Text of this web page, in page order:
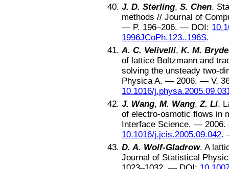
J. D. Sterling, S. Chen.
methods // Journal of
— P. 196–206. — DOI:
1996JCoPh.123..196S.
A. C. Velivelli, K. M.
of lattice Boltzmann and
solving the unsteady two-
Physica A. — 2006. — V.
10.1016/
J. Wang, M. Wang,Z. Li.
of electro-osmotic flows in
Interface Science. — 2006.
10.1016/j.jcis.2005.09.042.
D. A. Wolf-Gladrow. A
Journal of Statistical